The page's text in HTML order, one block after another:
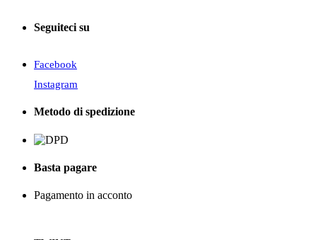
Seguiteci su
Facebook
Instagram
Metodo di spedizione
Basta pagare
Pagamento in acconto